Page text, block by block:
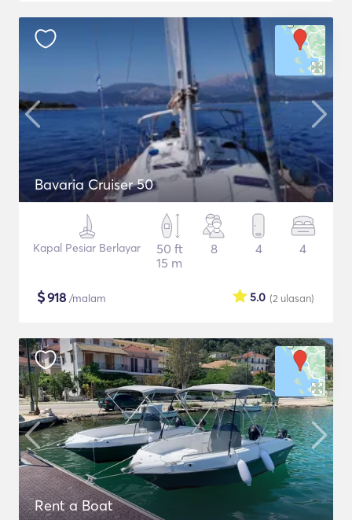
Bavaria Cruiser 50
Kapal Pesiar Berlayar
50 ft
15 m
8 4 4
$918 /malam (2 ulasan)
5.0
Rent a Boat